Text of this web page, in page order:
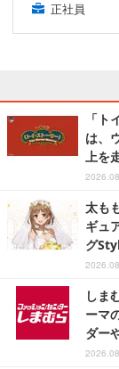
正社員
「
は、
上を
太も
ギュ
グ
しま
ーマ
ダー